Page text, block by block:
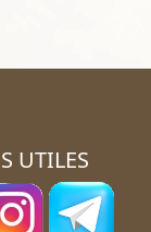
UTILES